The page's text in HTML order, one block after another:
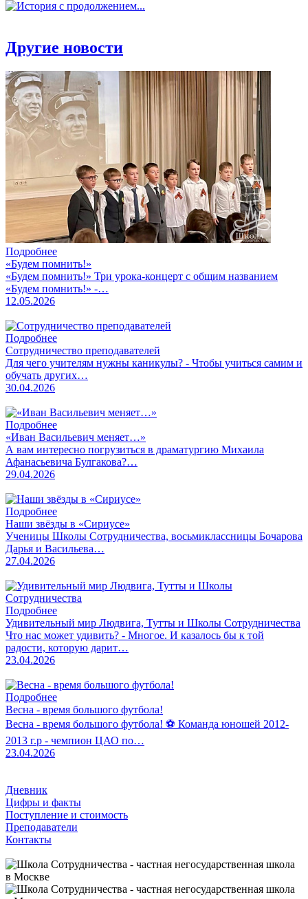
Другие новости
Подробнее
«Будем помнить!»
«Будем помнить!» Три урока-концерт с общим названием
«Будем помнить!» -…
12.05.2026
Подробнее
Сотрудничество преподавателей
Для чего учителям нужны каникулы? - Чтобы учиться самим и
обучать других…
30.04.2026
Подробнее
«Иван Васильевич меняет…»
А вам интересно погрузиться в драматургию Михаила
Афанасьевича Булгакова?…
29.04.2026
Подробнее
Наши звёзды в «Сириусе»
Ученицы Школы Сотрудничества, восьмиклассницы Бочарова
Дарья и Васильева…
27.04.2026
Подробнее
Удивительный мир Людвига, Тутты и Школы Сотрудничества
Что нас может удивить? - Многое. И казалось бы к той
радости, которую дарит…
23.04.2026
Подробнее
Весна - время большого футбола!
Весна - время большого футбола! ⚽️ Команда юношей 2012-
2013 г.р - чемпион ЦАО по…
23.04.2026
Дневник
Цифры и факты
Поступление и стоимость
Преподаватели
Контакты